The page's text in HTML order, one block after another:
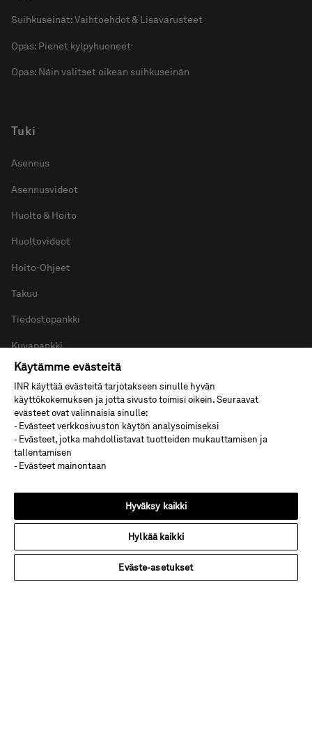
Suihkuseinät: Vaihtoehdot & Lisävarusteet
Opas: Pienet kylpyhuoneet
Opas: Näin valitset oikean suihkuseinän
Tuki
Asennus
Asennusvideot
Huolto & Hoito
Huoltovideot
Hoito-Ohjeet
Takuu
Tiedostopankki
Kuvapankki
Tietoa INR:stä
INR
Laatu
Käytämme evästeitä
INR käyttää evästeitä tarjotakseen sinulle hyvän
käyttökokemuksen ja jotta sivusto toimisi oikein. Seuraavat
evästeet ovat valinnaisia sinulle:
- Evästeet verkkosivuston käytön analysoimiseksi
- Evästeet, jotka mahdollistavat tuotteiden mukauttamisen ja
tallentamisen
- Evästeet mainontaan
Hyväksy kaikki
Hylkää kaikki
Eväste-asetukset